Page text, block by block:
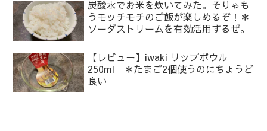
炭酸水でお米を炊いてみた。そりゃも
うモッチモチのご飯が楽しめるぞ！＊
ソーダストリームを有効活用するぜ。
【レビュー】iwaki リップボウル
250ml ＊たまご2個使うのにちょうど
良い